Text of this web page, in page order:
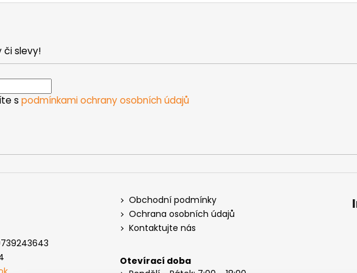
či slevy!
s podmínkami ochrany osobních údajů
Obchodní podmínky
Ochrana osobních údajů
Kontaktujte nás
Otevírací doba